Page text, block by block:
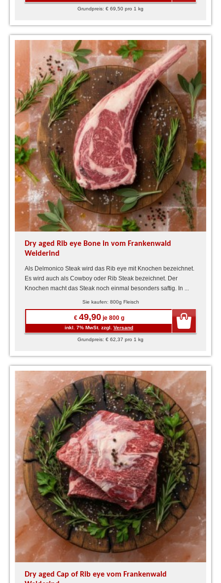
Grundpreis: € 69,50 pro 1 kg
Dry aged Rib eye Bone in vom Frankenwald
Weiderind
Als Delmonico Steak wird das Rib eye mit Knochen bezeichnet.
Es wird auch als Cowboy oder Rib Steak bezeichnet. Der
Knochen macht das Steak noch einmal besonders saftig. In ...
Sie kaufen: 800g Fleisch
€ 49,90je 800 g
inkl. 7% MwSt. zzgl. Versand
Grundpreis: € 62,37 pro 1 kg
Dry aged Cap of Rib eye vom Frankenwald